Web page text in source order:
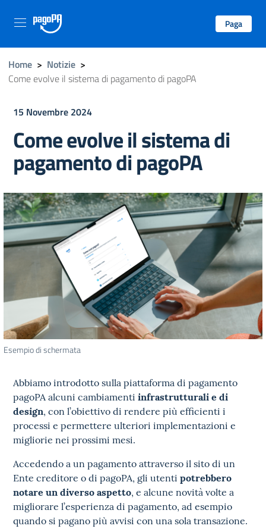
Paga
Home > Notizie >
Come evolve il sistema di pagamento di pagoPA
15 Novembre 2024
Come evolve il sistema di
pagamento di pagoPA
Esempio di schermata
Abbiamo introdotto sulla piattaforma di pagamento
pagoPA alcuni cambiamenti infrastrutturali e di
design, con l’obiettivo di rendere più efficienti i
processi e permettere ulteriori implementazioni e
migliorie nei prossimi mesi.
Accedendo a un pagamento attraverso il sito di un
Ente creditore o di pagoPA, gli utenti potrebbero
notare un diverso aspetto, e alcune novità volte a
migliorare l’esperienza di pagamento, ad esempio
quando si pagano più avvisi con una sola transazione.